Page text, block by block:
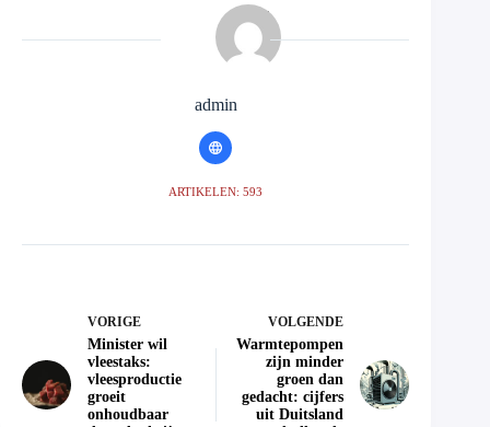
admin
ARTIKELEN: 593
VORIGE
Minister wil
vleestaks:
vleesproductie
groeit
onhoudbaar
VOLGENDE
Warmtepompen
zijn minder
groen dan
gedacht: cijfers
uit Duitsland